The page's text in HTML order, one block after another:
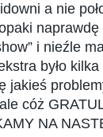
a nie
i nieźle
było
jakieś
cóż
NA